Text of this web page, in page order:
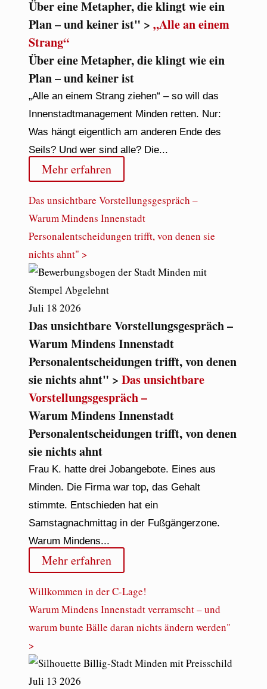
Über eine Metapher, die klingt wie ein
Plan – und keiner ist" > „Alle an einem
Strang“
Über eine Metapher, die klingt wie ein
Plan – und keiner ist
„Alle an einem Strang ziehen“ – so will das
Innenstadtmanagement Minden retten. Nur:
Was hängt eigentlich am anderen Ende des
Seils? Und wer sind alle? Die...
Mehr erfahren
Das unsichtbare Vorstellungsgespräch –
Warum Mindens Innenstadt
Personalentscheidungen trifft, von denen sie
nichts ahnt" >
Juli 18 2026
Das unsichtbare Vorstellungsgespräch –
Warum Mindens Innenstadt
Personalentscheidungen trifft, von denen
sie nichts ahnt" > Das unsichtbare
Vorstellungsgespräch –
Warum Mindens Innenstadt
Personalentscheidungen trifft, von denen
sie nichts ahnt
Frau K. hatte drei Jobangebote. Eines aus
Minden. Die Firma war top, das Gehalt
stimmte. Entschieden hat ein
Samstagnachmittag in der Fußgängerzone.
Warum Mindens...
Mehr erfahren
Willkommen in der C-Lage!
Warum Mindens Innenstadt verramscht – und
warum bunte Bälle daran nichts ändern werden"
>
Juli 13 2026